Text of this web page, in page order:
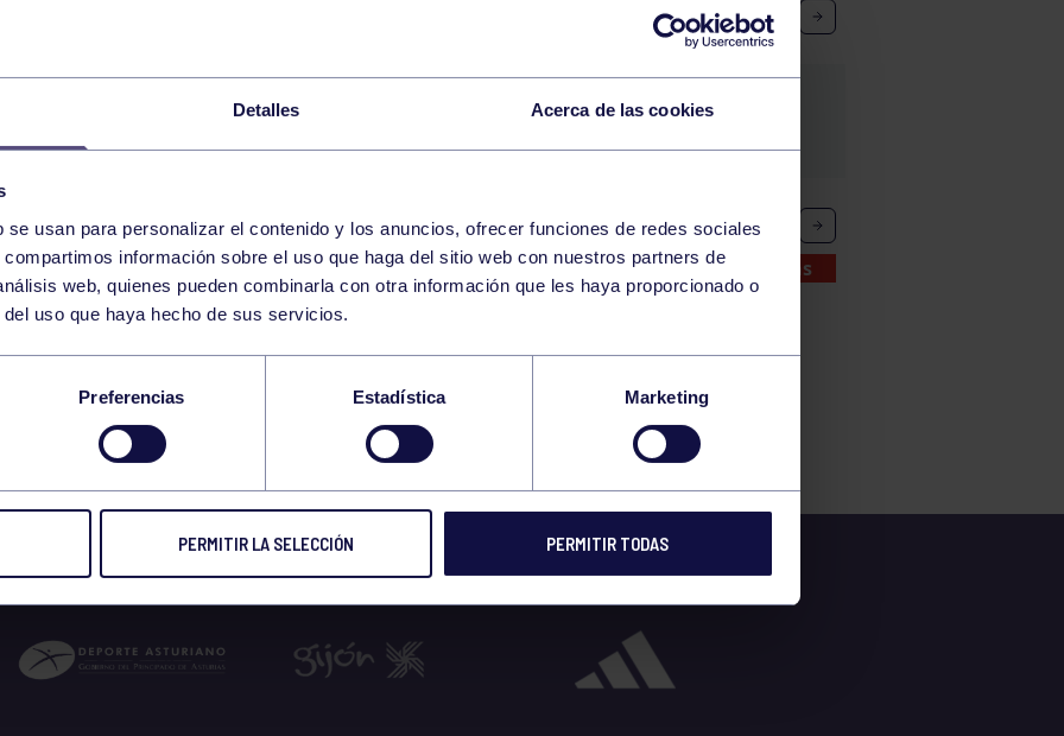
Detalles Acerca de las cookies
usan para personalizar el contenido y los anuncios, ofrecer funciones de redes sociales
información sobre el uso que haga del sitio web con nuestros partners de
web, quienes pueden combinarla con otra información que les haya proporcionado o
uso que haya hecho de sus servicios.
Preferencias Estadística Marketing
PERMITIR LA SELECCIÓN PERMITIR TODAS
31
SOLICITUD CARNET
Inscripciones abiertas